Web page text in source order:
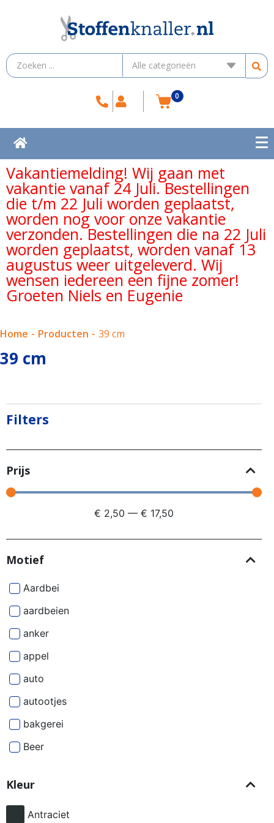
0
Vakantiemelding! Wij gaan met
vakantie vanaf 24 Juli. Bestellingen
die t/m 22 Juli worden geplaatst,
worden nog voor onze vakantie
verzonden. Bestellingen die na 22 Juli
worden geplaatst, worden vanaf 13
augustus weer uitgeleverd. Wij
wensen iedereen een fijne zomer!
Groeten Niels en Eugenie
Home - Producten - 39 cm
39 cm
Filters
Prijs
€ 2,50 — € 17,50
Motief
Aardbei
aardbeien
anker
appel
auto
autootjes
bakgerei
Beer
besjes
bier
Kleur
Antraciet